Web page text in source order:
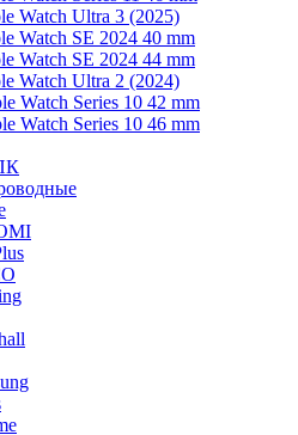
Watch Ultra 3 (2025)
Watch SE 2024 40 mm
Watch SE 2024 44 mm
Watch Ultra 2 (2024)
Watch Series 10 42 mm
Watch Series 10 46 mm